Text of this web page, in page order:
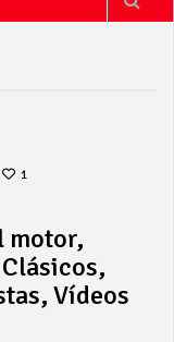
1
motor,
Vídeos